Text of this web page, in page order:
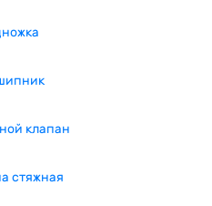
клапан
стяжная